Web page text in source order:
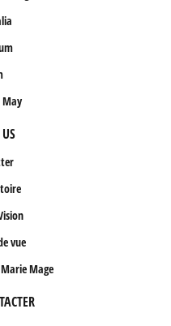
May
vue
Marie Mage